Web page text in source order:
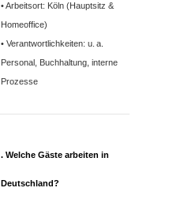
• Arbeitsort: Köln (Hauptsitz &
Homeoffice)
• Verantwortlichkeiten: u. a.
Personal, Buchhaltung, interne
Prozesse
. Welche Gäste arbeiten in
Deutschland?